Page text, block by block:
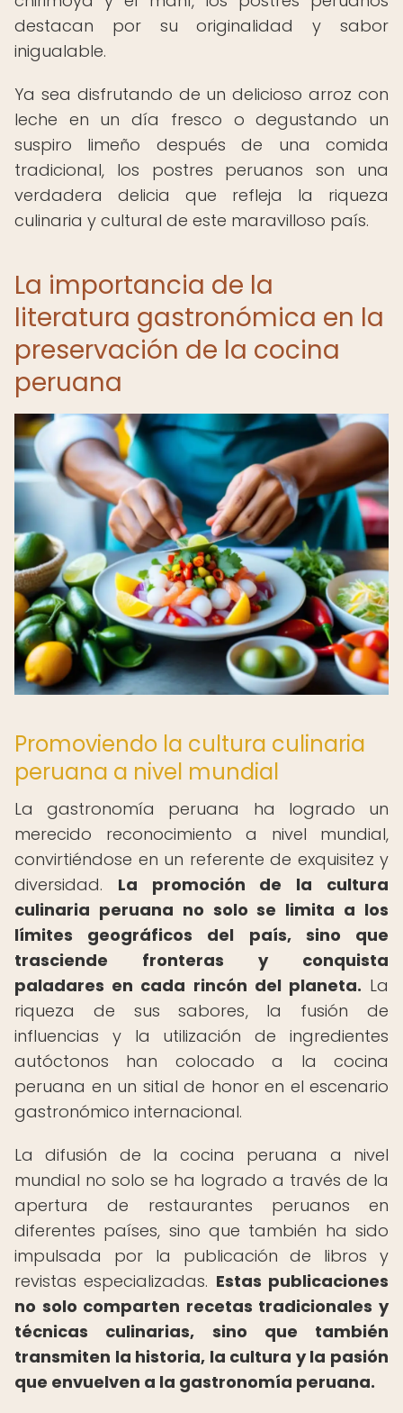
destacan por su originalidad y sabor
inigualable.
Ya sea disfrutando de un delicioso arroz con
leche en un día fresco o degustando un
suspiro limeño después de una comida
tradicional, los postres peruanos son una
verdadera delicia que refleja la riqueza
culinaria y cultural de este maravilloso país.
La importancia de la
literatura gastronómica en la
preservación de la cocina
peruana
Promoviendo la cultura culinaria
peruana a nivel mundial
La gastronomía peruana ha logrado un
merecido reconocimiento a nivel mundial,
convirtiéndose en un referente de exquisitez y
diversidad. La promoción de la cultura
culinaria peruana no solo se limita a los
límites geográficos del país, sino que
trasciende fronteras y conquista
paladares en cada rincón del planeta. La
riqueza de sus sabores, la fusión de
influencias y la utilización de ingredientes
autóctonos han colocado a la cocina
peruana en un sitial de honor en el escenario
gastronómico internacional.
La difusión de la cocina peruana a nivel
mundial no solo se ha logrado a través de la
apertura de restaurantes peruanos en
diferentes países, sino que también ha sido
impulsada por la publicación de libros y
revistas especializadas. Estas publicaciones
no solo comparten recetas tradicionales y
técnicas culinarias, sino que también
transmiten la historia, la cultura y la pasión
que envuelven a la gastronomía peruana.